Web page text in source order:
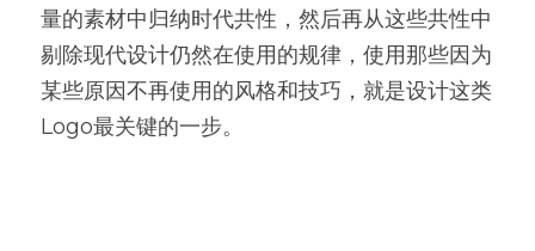
量的素材中归纳时代共性，然后再从这些共性中
剔除现代设计仍然在使用的规律，使用那些因为
某些原因不再使用的风格和技巧，就是设计这类
Logo最关键的一步。